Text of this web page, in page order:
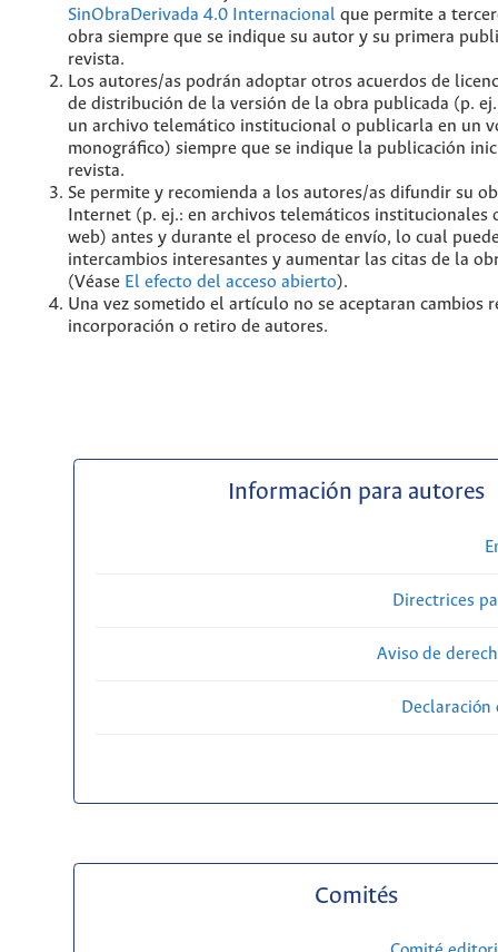
SinObraDerivada 4.0 Internacional que permite a
obra siempre que se indique su autor y su primera
revista.
Los autores/as podrán adoptar otros acuerdos de
de distribución de la versión de la obra publicada (p.
un archivo telemático institucional o publicarla en un
monográfico) siempre que se indique la publicación
revista.
Se permite y recomienda a los autores/as difundir su
Internet (p. ej.: en archivos telemáticos institucionales
web) antes y durante el proceso de envío, lo cual
intercambios interesantes y aumentar las citas de la
(Véase El efecto del acceso abierto).
Una vez sometido el artículo no se aceptaran cambios
incorporación o retiro de autores.
Información para autores
Directrices
Aviso de
Comités